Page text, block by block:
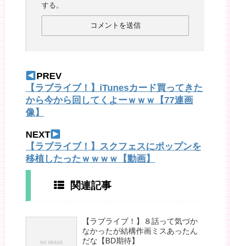
する。
PREV
【ラブライブ！】iTunesカード買ってきた
から今から回してくよーｗｗｗ【77連画
像】
NEXT
【ラブライブ！】スクフェスにポップンを
移植したったｗｗｗｗ【動画】
関連記事
【ラブライブ！】８話って気づか
なかったが結構作画ミスあったん
だな【BD期待】